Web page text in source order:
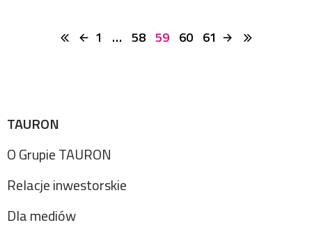
1 … 58 59 60 61
TAURON
O Grupie TAURON
Relacje inwestorskie
Dla mediów